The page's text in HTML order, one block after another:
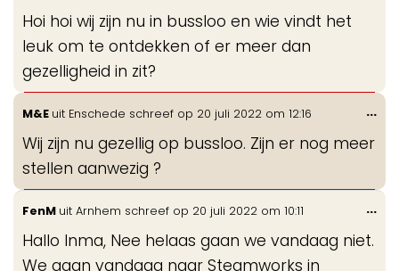
Hoi hoi wij zijn nu in bussloo en wie vindt het
leuk om te ontdekken of er meer dan
gezelligheid in zit?
M&E uit Enschede schreef op 20 juli 2022 om 12:16
Wij zijn nu gezellig op bussloo. Zijn er nog meer
stellen aanwezig ?
...
FenM uit Arnhem schreef op 20 juli 2022 om 10:11
Hallo Inma, Nee helaas gaan we vandaag niet.
We gaan vandaag naar Steamworks in
...